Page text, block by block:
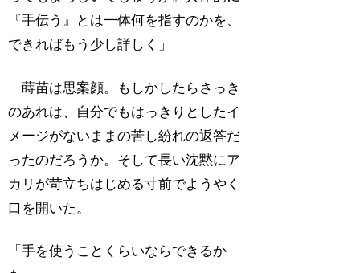
『手伝う』とは一体何を指すのかを、
できればもう少し詳しく」
蒔苗は思案顔。もしかしたらさっき
のあれは、自分でもはっきりとしたイ
メージがないままの苦し紛れの返答だ
ったのだろうか。そして長い沈黙にア
カリが苛立ちはじめる寸前でようやく
口を開いた。
「手を使うことくらいならできるか